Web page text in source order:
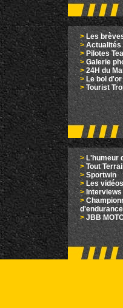
>Les
> Actualités
> Pilotes
>Galerie
>24H du
>Le bol d'or
> Tourist
>L'humeur
> Tout
> Sportwin
> Les vidéos
>
>
d'endurance
> JBB